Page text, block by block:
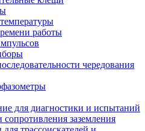
работы
чередования
для диагностики и испытаний
сопротивления заземления